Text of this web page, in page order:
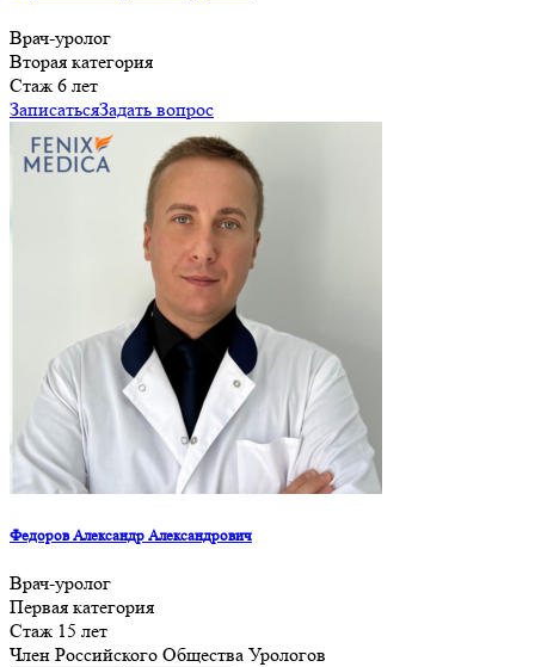
Врач-уролог
Вторая категория
Стаж 6 лет
ЗаписатьсяЗадать вопрос
Федоров Александр Александрович
Врач-уролог
Первая категория
Стаж 15 лет
Член Российского Общества Урологов